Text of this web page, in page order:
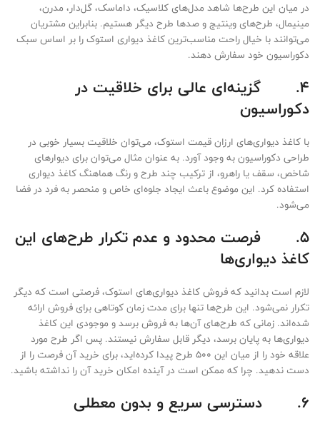
در میان این طرح‌ها شاهد مدل‌های کلاسیک، داماسک، گل‌دار، مدرن،
مینیمال، طرح‌های وینتیج و صدها طرح دیگر هستیم. بنابراین مشتریان
می‌توانند با خیال راحت مناسب‌ترین کاغذ دیواری استوک را بر اساس سبک
دکوراسیون خود سفارش دهند.
4.
گزینه‌ای عالی برای خلاقیت در
دکوراسیون
با کاغذ دیواری‌های ارزان قیمت استوک، می‌توان خلاقیت بسیار خوبی در
طراحی دکوراسیون به وجود آورد. به عنوان مثال می‌توان برای دیوارهای
شاخص، سقف یا راهرو، از ترکیب چند طرح و رنگ هماهنگ کاغذ دیواری
استفاده کرد. این موضوع باعث ایجاد جلوه‌ای خاص و منحصر به فرد در فضا
می‌شود.
5.
فرصت محدود و عدم تکرار طرح‌های این
کاغذ دیواری‌ها
لازم است بدانید که فروش کاغذ دیواری‌های استوک، فرصتی است که دیگر
تکرار نمی‌شود. این طرح‌ها تنها برای مدت زمان کوتاهی برای فروش ارائه
شده‌اند. زمانی که طرح‌های آن‌ها به فروش برسد و موجودی این کاغذ
دیواری‌ها به پایان برسد، دیگر قابل سفارش نیستند. پس اگر طرح مورد
علاقه خود را از میان این 500 طرح پیدا کرده‌اید، برای خرید آن فرصت را از
دست ندهید. چرا که ممکن است در آینده امکان خرید آن را نداشته باشید.
6. دسترسی سریع و بدون معطلی